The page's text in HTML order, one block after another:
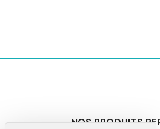
NOS PRODUITS